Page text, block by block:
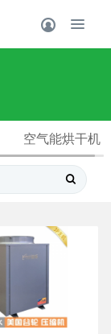
空气能烘干机